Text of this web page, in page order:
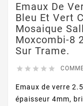
Emaux De
Bleu Et Vert
Mosaique
Moxcombi-8
Sur Trame.
    
Emaux de verre
épaisseur 4mm,